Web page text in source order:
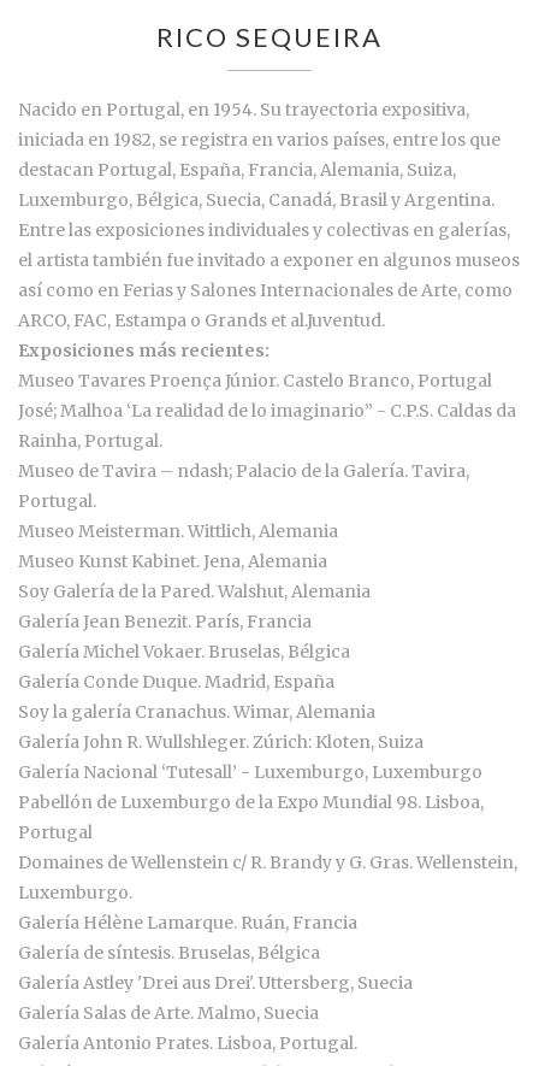
RICO SEQUEIRA
Nacido en Portugal, en 1954. Su trayectoria expositiva,
iniciada en 1982, se registra en varios países, entre los que
destacan Portugal, España, Francia, Alemania, Suiza,
Luxemburgo, Bélgica, Suecia, Canadá, Brasil y Argentina.
Entre las exposiciones individuales y colectivas en galerías,
el artista también fue invitado a exponer en algunos museos
así como en Ferias y Salones Internacionales de Arte, como
ARCO, FAC, Estampa o Grands et al.Juventud.
Exposiciones más recientes:
Museo Tavares Proença Júnior. Castelo Branco, Portugal
José; Malhoa ‘La realidad de lo imaginario” - C.P.S. Caldas da
Rainha, Portugal.
Museo de Tavira – ndash; Palacio de la Galería. Tavira,
Portugal.
Museo Meisterman. Wittlich, Alemania
Museo Kunst Kabinet. Jena, Alemania
Soy Galería de la Pared. Walshut, Alemania
Galería Jean Benezit. París, Francia
Galería Michel Vokaer. Bruselas, Bélgica
Galería Conde Duque. Madrid, España
Soy la galería Cranachus. Wimar, Alemania
Galería John R. Wullshleger. Zúrich: Kloten, Suiza
Galería Nacional ‘Tutesall’ - Luxemburgo, Luxemburgo
Pabellón de Luxemburgo de la Expo Mundial 98. Lisboa,
Portugal
Domaines de Wellenstein c/ R. Brandy y G. Gras. Wellenstein,
Luxemburgo.
Galería Hélène Lamarque. Ruán, Francia
Galería de síntesis. Bruselas, Bélgica
Galería Astley 'Drei aus Drei'. Uttersberg, Suecia
Galería Salas de Arte. Malmo, Suecia
Galería Antonio Prates. Lisboa, Portugal.